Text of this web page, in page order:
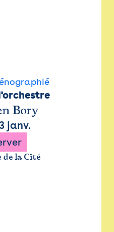
Bory
janv.
de la Cité